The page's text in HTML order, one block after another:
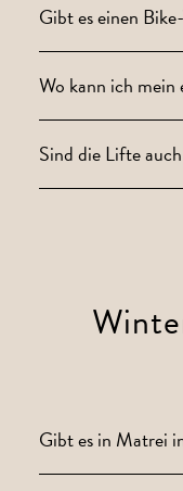
Gibt es einen
Wo kann ich mein
Sind die Lifte
Gibt es in Matrei